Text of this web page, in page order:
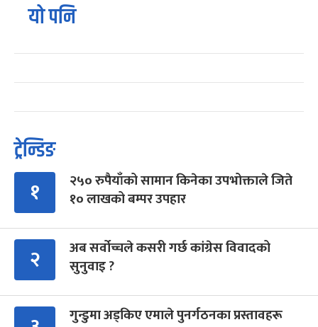
यो पनि
ट्रेन्डिङ
१
२५० रुपैयाँको सामान किनेका उपभोक्ताले जिते
१० लाखको बम्पर उपहार
२
अब सर्वोच्चले कसरी गर्छ कांग्रेस विवादको
सुनुवाइ ?
गुन्डुमा अड्किए एमाले पुनर्गठनका प्रस्तावहरू